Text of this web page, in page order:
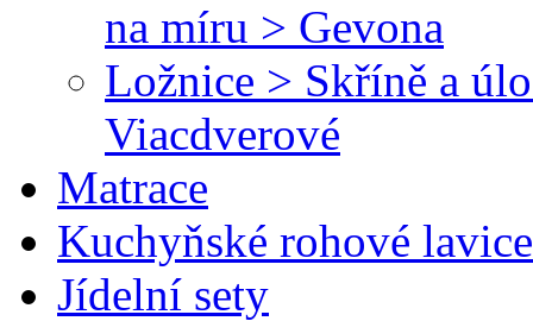
na míru > Gevona
Ložnice > Skříně a
Viacdverové
Matrace
Kuchyňské rohové lavice
Jídelní sety